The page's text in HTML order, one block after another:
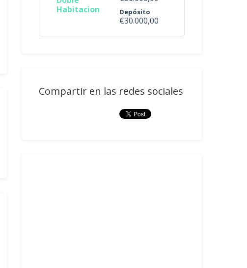
Habitacion
Depósito
€30.000,00
Compartir en las redes sociales